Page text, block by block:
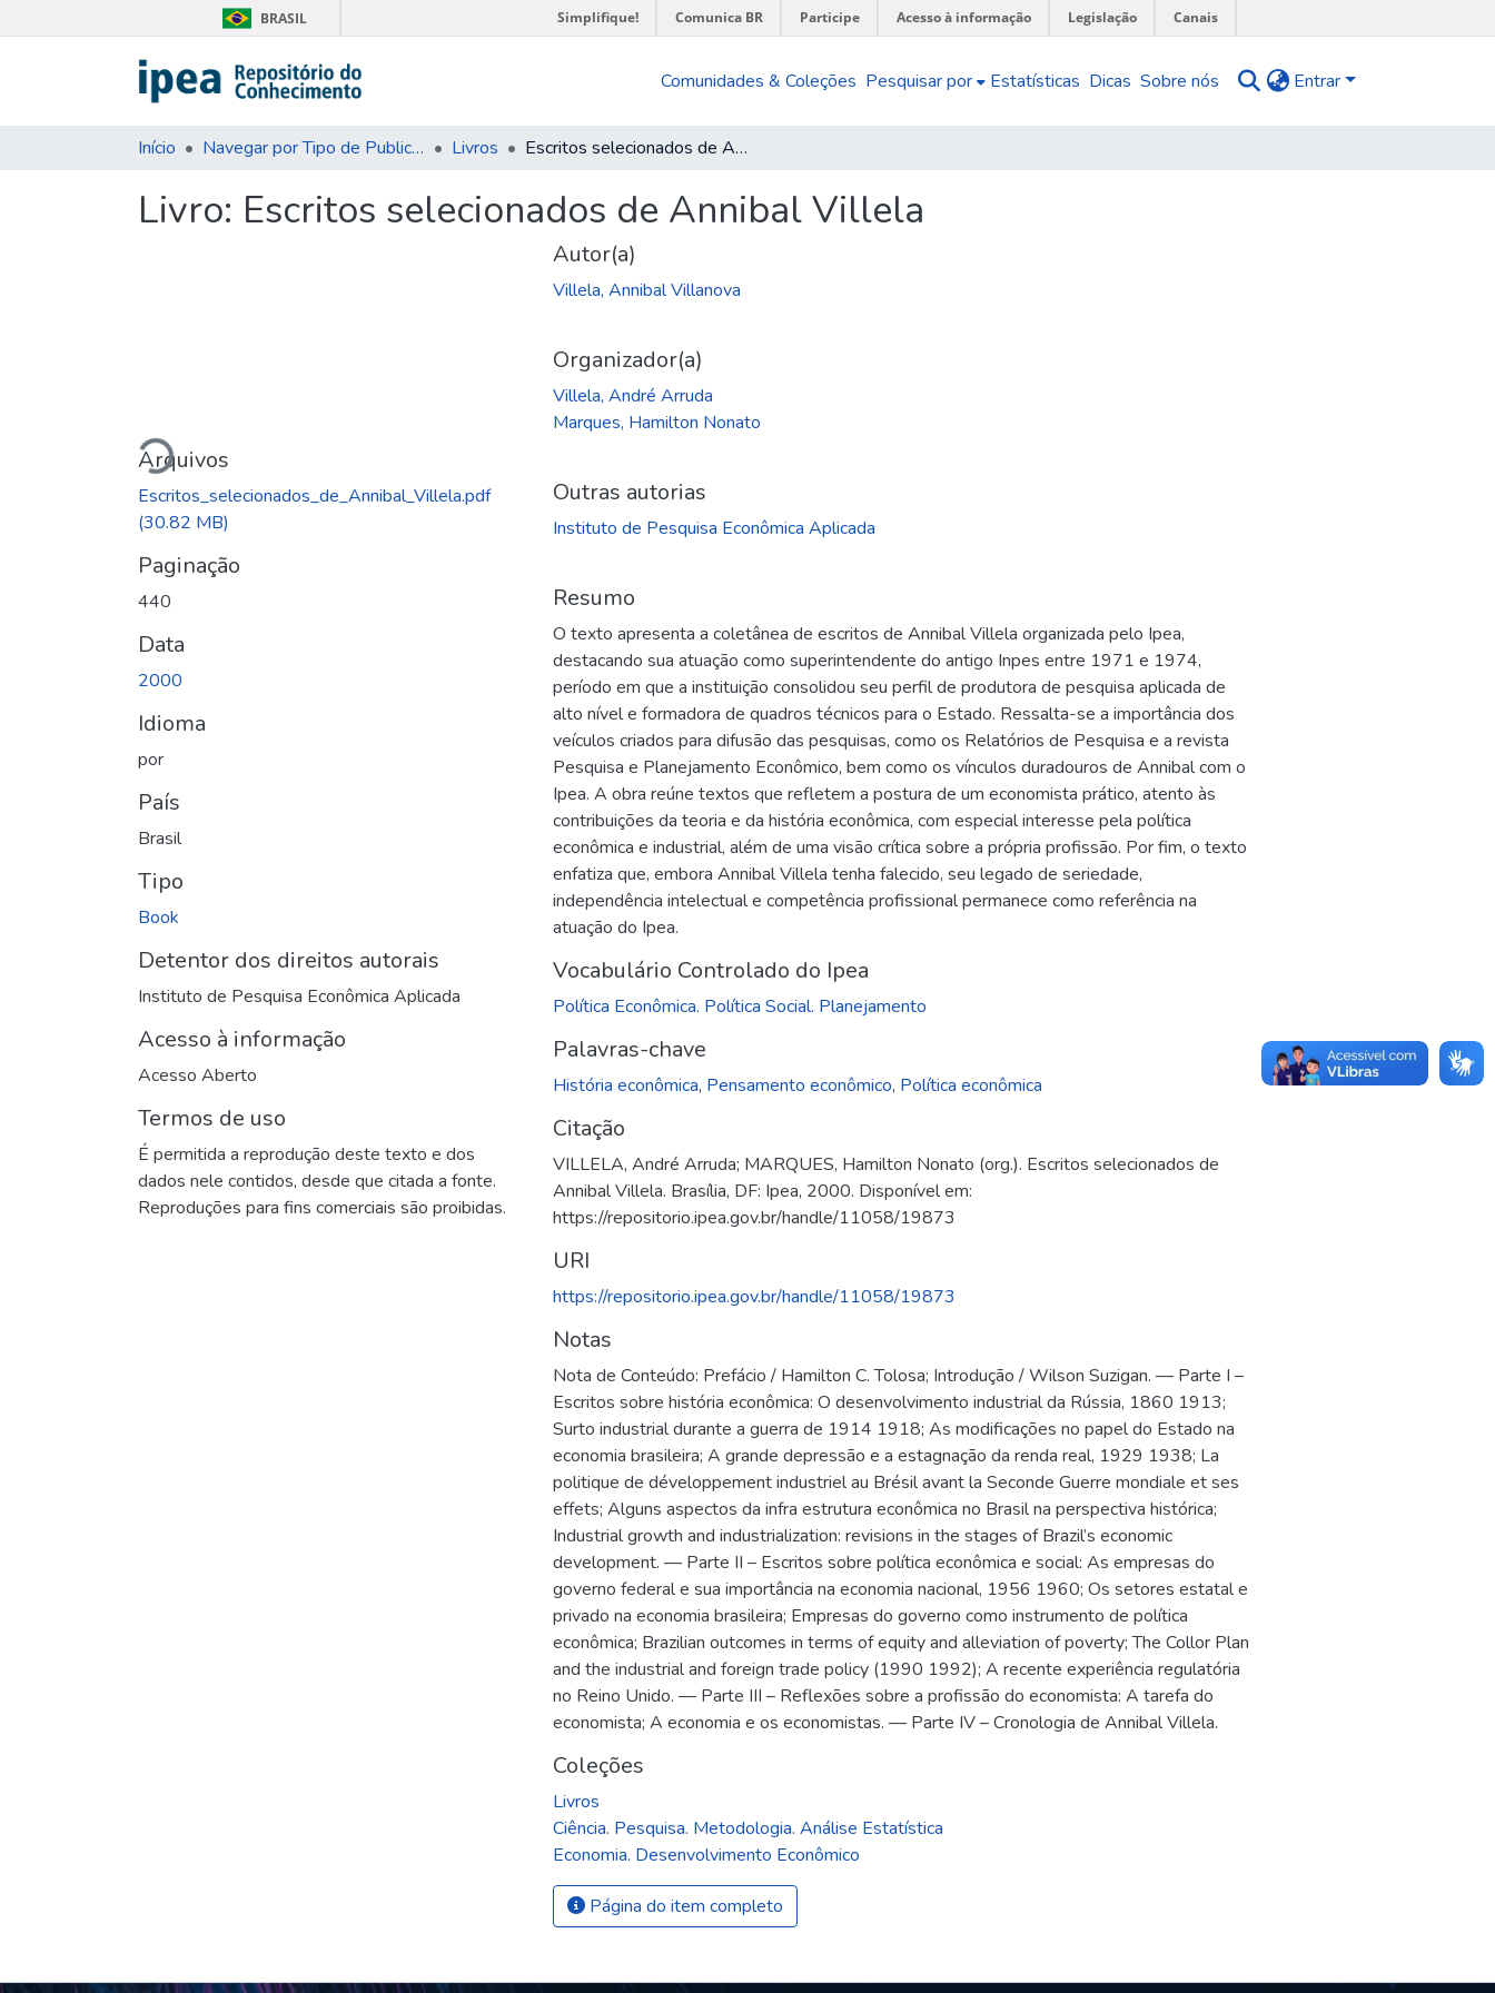
BRASIL Simplifique! Comunica BR Participe Acesso à informação Legislação Canais
Comunidades & Coleções Pesquisar por Estatísticas Dicas Sobre nós Entrar
Início Navegar por Tipo de Publicação Livros Escritos selecionados de Annibal Villela
Livro: Escritos selecionados de Annibal Villela
Carregando...
Arquivos
Escritos_selecionados_de_Annibal_Villela.pdf
(30.82 MB)
Paginação
440
Data
2000
Idioma
por
País
Brasil
Tipo
Book
Detentor dos direitos autorais
Instituto de Pesquisa Econômica Aplicada
Acesso à informação
Acesso Aberto
Termos de uso
É permitida a reprodução deste texto e dos
dados nele contidos, desde que citada a fonte.
Reproduções para fins comerciais são proibidas.
Autor(a)
Villela, Annibal Villanova
Organizador(a)
Villela, André Arruda
Marques, Hamilton Nonato
Outras autorias
Instituto de Pesquisa Econômica Aplicada
Resumo
O texto apresenta a coletânea de escritos de Annibal Villela organizada pelo Ipea,
destacando sua atuação como superintendente do antigo Inpes entre 1971 e 1974,
período em que a instituição consolidou seu perfil de produtora de pesquisa aplicada de
alto nível e formadora de quadros técnicos para o Estado. Ressalta-se a importância dos
veículos criados para difusão das pesquisas, como os Relatórios de Pesquisa e a revista
Pesquisa e Planejamento Econômico, bem como os vínculos duradouros de Annibal com o
Ipea. A obra reúne textos que refletem a postura de um economista prático, atento às
contribuições da teoria e da história econômica, com especial interesse pela política
econômica e industrial, além de uma visão crítica sobre a própria profissão. Por fim, o texto
enfatiza que, embora Annibal Villela tenha falecido, seu legado de seriedade,
independência intelectual e competência profissional permanece como referência na
atuação do Ipea.
Vocabulário Controlado do Ipea
Política Econômica. Política Social. Planejamento
Palavras-chave
História econômica, Pensamento econômico, Política econômica
Citação
VILLELA, André Arruda; MARQUES, Hamilton Nonato (org.). Escritos selecionados de
Annibal Villela. Brasília, DF: Ipea, 2000. Disponível em:
https://repositorio.ipea.gov.br/handle/11058/19873
URI
https://repositorio.ipea.gov.br/handle/11058/19873
Notas
Nota de Conteúdo: Prefácio / Hamilton C. Tolosa; Introdução / Wilson Suzigan. — Parte I –
Escritos sobre história econômica: O desenvolvimento industrial da Rússia, 1860 1913;
Surto industrial durante a guerra de 1914 1918; As modificações no papel do Estado na
economia brasileira; A grande depressão e a estagnação da renda real, 1929 1938; La
politique de développement industriel au Brésil avant la Seconde Guerre mondiale et ses
effets; Alguns aspectos da infra estrutura econômica no Brasil na perspectiva histórica;
Industrial growth and industrialization: revisions in the stages of Brazil’s economic
development. — Parte II – Escritos sobre política econômica e social: As empresas do
governo federal e sua importância na economia nacional, 1956 1960; Os setores estatal e
privado na economia brasileira; Empresas do governo como instrumento de política
econômica; Brazilian outcomes in terms of equity and alleviation of poverty; The Collor Plan
and the industrial and foreign trade policy (1990 1992); A recente experiência regulatória
no Reino Unido. — Parte III – Reflexões sobre a profissão do economista: A tarefa do
economista; A economia e os economistas. — Parte IV – Cronologia de Annibal Villela.
Coleções
Livros
Ciência. Pesquisa. Metodologia. Análise Estatística
Economia. Desenvolvimento Econômico
Página do item completo